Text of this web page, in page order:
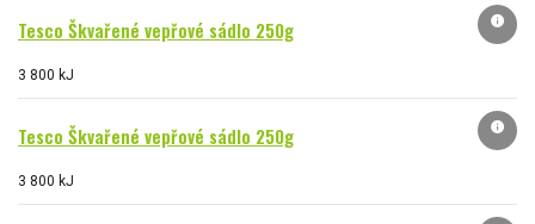
Tesco Škvařené vepřové sádlo 250g
3 800 kJ
info
Tesco Škvařené vepřové sádlo 250g
3 800 kJ
info